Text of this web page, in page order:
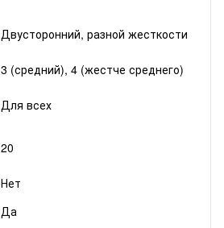
Двусторонний, разной жесткости
3 (средний), 4 (жестче среднего)
Для всех
20
Нет
Да